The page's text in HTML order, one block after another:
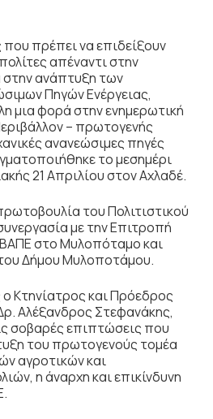
πρέπει να επιδείξουν
απέναντι στην
ανάπτυξη των
Πηγών Ενέργειας,
μια φορά στην ενημερωτική
– πρωτογενής
ανανεώσιμες πηγές
το μεσημέρι
21 Απριλίου στον Αχλαδέ.
του Πολιτιστικού
με την Επιτροπή
στο Μυλοπόταμο και
Δήμου Μυλοποτάμου.
ο Κτηνίατρος και Πρόεδρος
Αλέξανδρος Στεφανάκης,
σοβαρές επιπτώσεις που
του πρωτογενούς τομέα
αγροτικών και
η άναρχη και επικίνδυνη